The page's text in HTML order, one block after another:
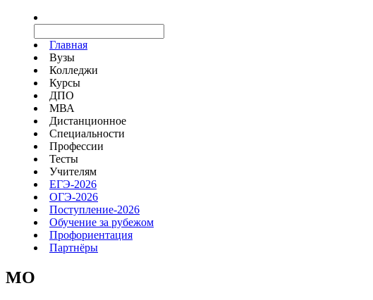
Главная
Вузы
Колледжи
Курсы
ДПО
МВА
Дистанционное
Специальности
Профессии
Тесты
Учителям
ЕГЭ-2026
ОГЭ-2026
Поступление-2026
Обучение за рубежом
Профориентация
Партнёры
MO